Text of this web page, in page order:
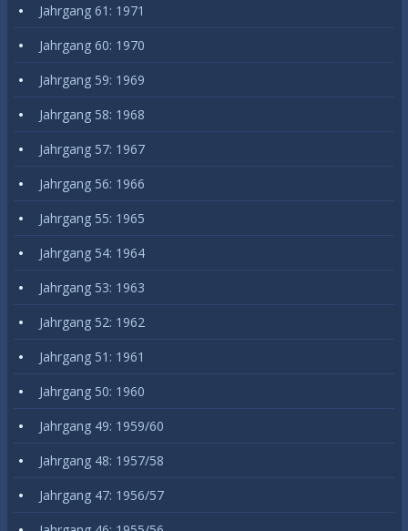
Jahrgang 61: 1971
Jahrgang 60: 1970
Jahrgang 59: 1969
Jahrgang 58: 1968
Jahrgang 57: 1967
Jahrgang 56: 1966
Jahrgang 55: 1965
Jahrgang 54: 1964
Jahrgang 53: 1963
Jahrgang 52: 1962
Jahrgang 51: 1961
Jahrgang 50: 1960
Jahrgang 49: 1959/60
Jahrgang 48: 1957/58
Jahrgang 47: 1956/57